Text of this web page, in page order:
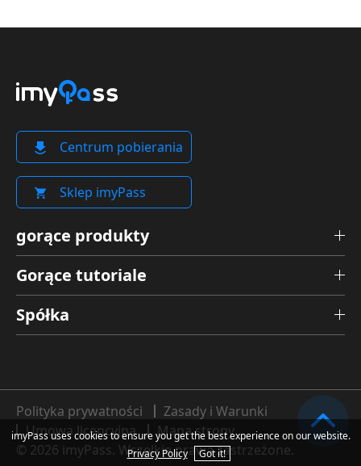
Centrum pobierania
Sklep imyPass
gorące produkty
Gorące tutoriale
Spółka
Polityka prywatności
Zasady i Warunki
Umowa licencyjna
Mapa strony
© 2026 imyPass. Wszelkie prawa zastrzeżone.
imyPass uses cookies to ensure you get the best experience on our website.
Privacy Policy
Got it!